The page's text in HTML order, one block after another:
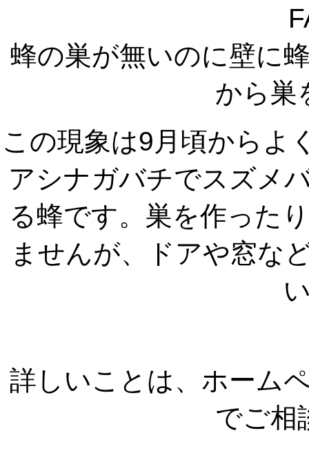
蜂の巣が無いのに壁に
から巣
この現象は9月頃からよ
アシナガバチでスズメ
る蜂です。巣を作った
ませんが、ドアや窓な
詳しいことは、ホーム
でご相